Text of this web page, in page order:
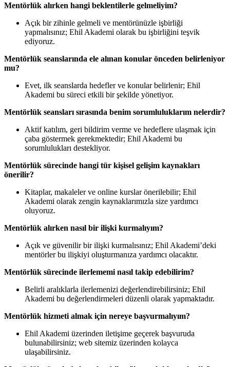
Mentörlük alırken hangi beklentilerle gelmeliyim?
Açık bir zihinle gelmeli ve mentörünüzle işbirliği
yapmalısınız; Ehil Akademi olarak bu işbirliğini teşvik
ediyoruz.
Mentörlük seanslarında ele alınan konular önceden belirleniyor
mu?
Evet, ilk seanslarda hedefler ve konular belirlenir; Ehil
Akademi bu süreci etkili bir şekilde yönetiyor.
Mentörlük seansları sırasında benim sorumluluklarım nelerdir?
Aktif katılım, geri bildirim verme ve hedeflere ulaşmak için
çaba göstermek gerekmektedir; Ehil Akademi bu
sorumlulukları destekliyor.
Mentörlük sürecinde hangi tür kişisel gelişim kaynakları
önerilir?
Kitaplar, makaleler ve online kurslar önerilebilir; Ehil
Akademi olarak zengin kaynaklarımızla size yardımcı
oluyoruz.
Mentörlük alırken nasıl bir ilişki kurmalıyım?
Açık ve güvenilir bir ilişki kurmalısınız; Ehil Akademi’deki
mentörler bu ilişkiyi oluşturmanıza yardımcı olacaktır.
Mentörlük sürecinde ilerlememi nasıl takip edebilirim?
Belirli aralıklarla ilerlemenizi değerlendirebilirsiniz; Ehil
Akademi bu değerlendirmeleri düzenli olarak yapmaktadır.
Mentörlük hizmeti almak için nereye başvurmalıyım?
Ehil Akademi üzerinden iletişime geçerek başvuruda
bulunabilirsiniz; web sitemiz üzerinden kolayca
ulaşabilirsiniz.